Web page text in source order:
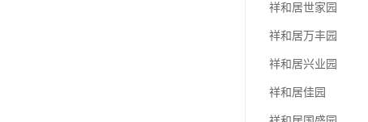
祥和居世家园
祥和居万丰园
祥和居兴业园
祥和居佳园